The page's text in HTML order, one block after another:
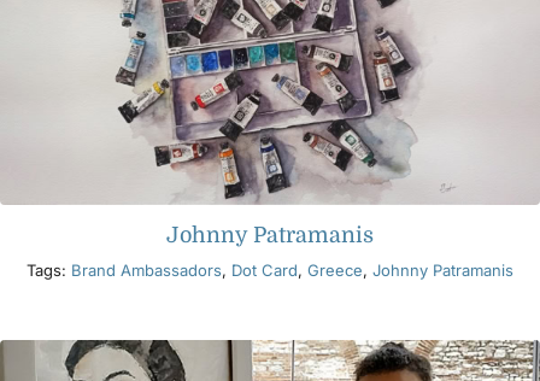
Johnny Patramanis
Tags: Brand Ambassadors, Dot Card, Greece, Johnny Patramanis